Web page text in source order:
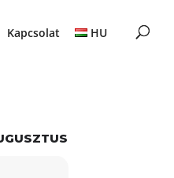
Kapcsolat HU